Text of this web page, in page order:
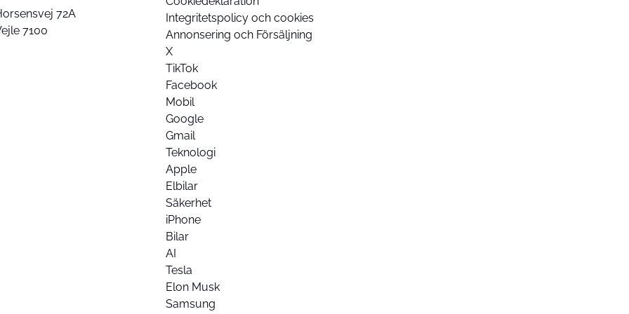
72A
7100
Integritetspolicy och cookies
Annonsering och Försäljning
X
TikTok
Facebook
Mobil
Google
Gmail
Teknologi
Apple
Elbilar
Säkerhet
iPhone
Bilar
AI
Tesla
Elon Musk
Samsung